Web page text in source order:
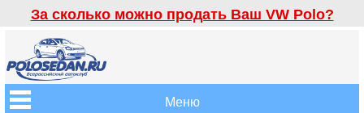
За сколько можно продать Ваш VW Polo?
Меню